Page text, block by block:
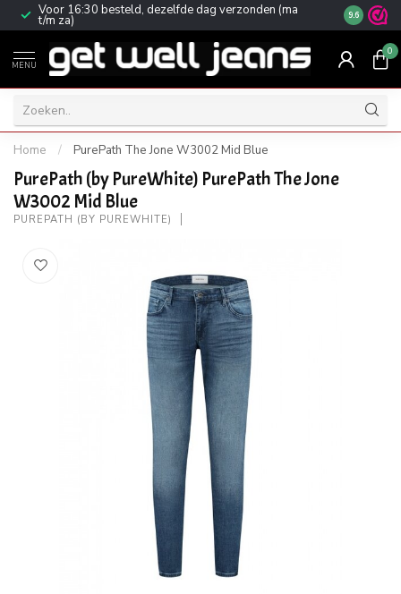
Voor 16:30 besteld, dezelfde dag verzonden (ma
t/m za) Gratis
9.6
MENU
0
Home / PurePath The Jone W3002 Mid Blue
PurePath (by PureWhite) PurePath The Jone
W3002 Mid Blue
PUREPATH (BY PUREWHITE)